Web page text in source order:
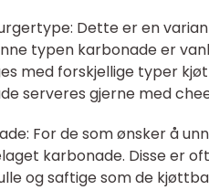
Dette er en
typen karbonade er
med forskjellige typer
serveres gjerne med
For de som ønsker å
karbonade. Disse er
og saftige som de